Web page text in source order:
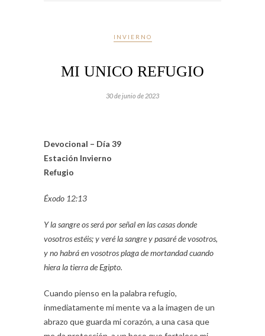
INVIERNO
MI UNICO REFUGIO
30 de junio de 2023
Devocional – Día 39
Estación Invierno
Refugio
Éxodo 12:13
Y la sangre os será por señal en las casas donde
vosotros estéis; y veré la sangre y pasaré de vosotros,
y no habrá en vosotros plaga de mortandad cuando
hiera la tierra de Egipto.
Cuando pienso en la palabra refugio,
inmediatamente mi mente va a la imagen de un
abrazo que guarda mi corazón, a una casa que